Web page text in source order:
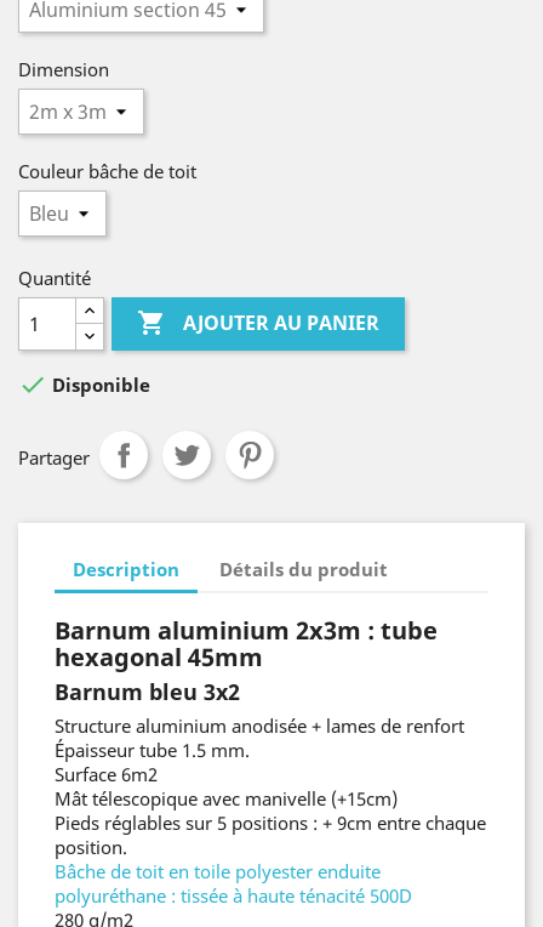
Dimension
Couleur bâche de toit
Quantité
 AJOUTER AU PANIER
 Disponible
Partager
Description Détails du produit
Barnum aluminium 2x3m : tube
hexagonal 45mm
Barnum bleu 3x2
Structure aluminium anodisée + lames de renfort
Épaisseur tube 1.5 mm.
Surface 6m2
Mât télescopique avec manivelle (+15cm)
Pieds réglables sur 5 positions : + 9cm entre chaque
position.
Bâche de toit en toile polyester enduite
polyuréthane : tissée à haute ténacité 500D
280 g/m2